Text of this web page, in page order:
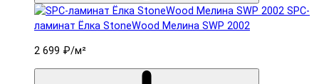
SPC-
ламинат Ëлка StoneWood Мелина SWP 2002
2 699 ₽/м²